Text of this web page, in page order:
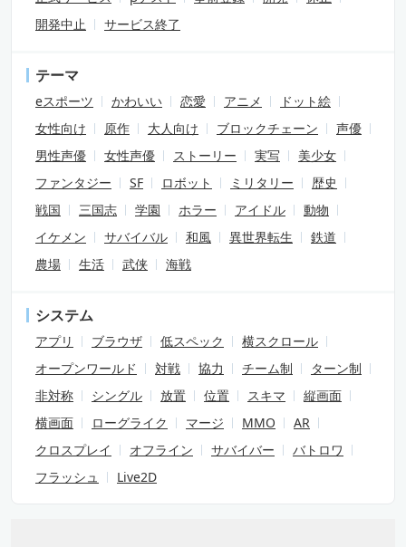
開発中止
サービス終了
テーマ
eスポーツ かわいい 恋愛 アニメ
ドット絵
女性向け
原作 大人向け ブロックチェーン
声優
男性声優
女性声優 ストーリー 実写
美少女
ファンタジー
SF ロボット ミリタリー
歴史
戦国
三国志 学園 ホラー アイドル
動物
イケメン
サバイバル 和風 異世界転生
鉄道
農場
生活 武侠 海戦
システム
アプリ ブラウザ 低スペック
横スクロール
オープンワールド
対戦 協力 チーム制
ターン制
非対称
シングル 放置 位置 スキマ
縦画面
横画面
ローグライク マージ MMO
AR
クロスプレイ
オフライン サバイバー
バトロワ
フラッシュ
Live2D